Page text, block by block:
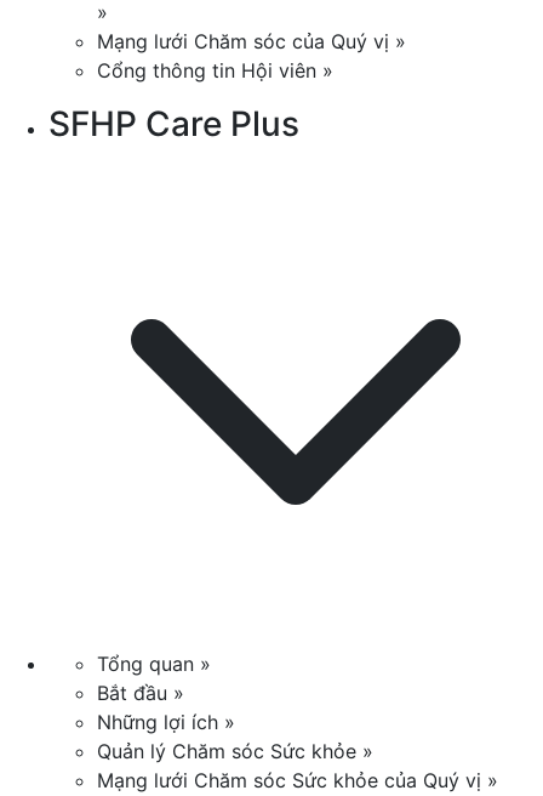
»
Mạng lưới Chăm sóc của Quý vị »
Cổng thông tin Hội viên »
SFHP Care Plus
Tổng quan »
Bắt đầu »
Những lợi ích »
Quản lý Chăm sóc Sức khỏe »
Mạng lưới Chăm sóc Sức khỏe của Quý vị »